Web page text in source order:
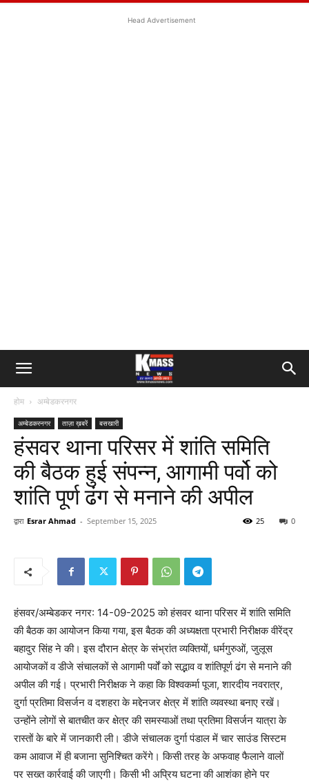
Head Advertisement
होम अम्बेडकरनगर
अम्बेडकरनगर ताज़ा ख़बरें बसखारी
हंसवर थाना परिसर में शांति समिति
की बैठक हुई संपन्न, आगामी पर्वो को
शांति पूर्ण ढंग से मनाने की अपील
द्वारा Esrar Ahmad - September 15, 2025 0
25
हंसवर/अम्बेडकर नगर: 14-09-2025 को हंसवर थाना परिसर में शांति समिति
की बैठक का आयोजन किया गया, इस बैठक की अध्यक्षता प्रभारी निरीक्षक वीरेंद्र
बहादुर सिंह ने की। इस दौरान क्षेत्र के संभ्रांत व्यक्तियों, धर्मगुरुओं, जुलूस
आयोजकों व डीजे संचालकों से आगामी पर्वों को सद्भाव व शांतिपूर्ण ढंग से मनाने की
अपील की गई। प्रभारी निरीक्षक ने कहा कि विश्वकर्मा पूजा, शारदीय नवरात्र,
दुर्गा प्रतिमा विसर्जन व दशहरा के मद्देनजर क्षेत्र में शांति व्यवस्था बनाए रखें।
उन्होंने लोगों से बातचीत कर क्षेत्र की समस्याओं तथा प्रतिमा विसर्जन यात्रा के
रास्तों के बारे में जानकारी ली। डीजे संचालक दुर्गा पंडाल में चार साउंड सिस्टम
कम आवाज में ही बजाना सुनिश्चित करेंगे। किसी तरह के अफवाह फैलाने वालों
पर सख्त कार्रवाई की जाएगी। किसी भी अप्रिय घटना की आशंका होने पर